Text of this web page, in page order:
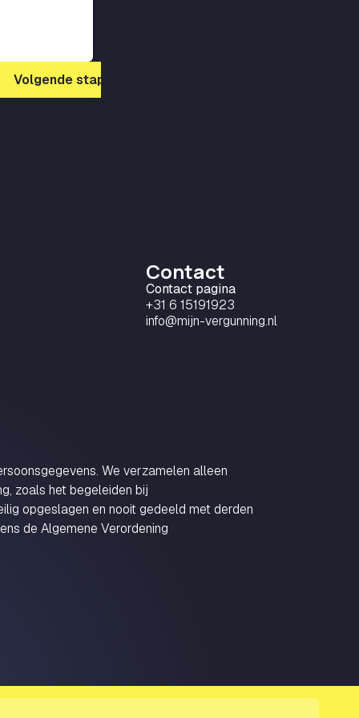
Volgende stap
Contact
Contact pagina
+31 6 15191923
info@mijn-vergunning.nl
We verzamelen alleen
zoals het begeleiden bij
opgeslagen en nooit gedeeld met derden
de Algemene Verordening